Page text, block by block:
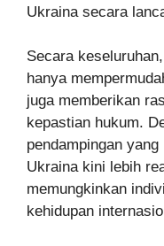
Ukraina secara
Secara
hanya
juga memberikan
kepastian hukum.
pendampingan
Ukraina kini lebih
memungkinkan
kehidupan